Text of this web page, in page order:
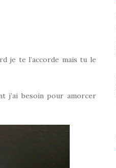
je te l’accorde mais tu le
j’ai besoin pour amorcer